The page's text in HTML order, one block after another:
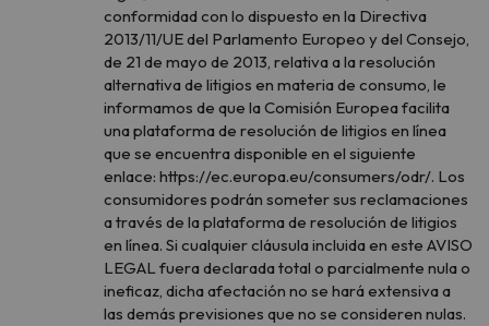
conformidad con lo dispuesto en la Directiva
2013/11/UE del Parlamento Europeo y del Consejo,
de 21 de mayo de 2013, relativa a la resolución
alternativa de litigios en materia de consumo, le
informamos de que la Comisión Europea facilita
una plataforma de resolución de litigios en línea
que se encuentra disponible en el siguiente
enlace: https://ec.europa.eu/consumers/odr/. Los
consumidores podrán someter sus reclamaciones
a través de la plataforma de resolución de litigios
en línea. Si cualquier cláusula incluida en este AVISO
LEGAL fuera declarada total o parcialmente nula o
ineficaz, dicha afectación no se hará extensiva a
las demás previsiones que no se consideren nulas.